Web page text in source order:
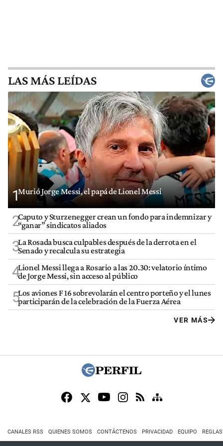
LAS MÁS LEÍDAS
1Murió Jorge Messi, el papá de Lionel Messi
2Caputo y Sturzenegger crean un fondo para indemnizar y
“ganar” sindicatos aliados
3La Rosada busca culpables después de la derrota en el
Senado y recalcula su estrategia
4Lionel Messi llega a Rosario a las 20.30: velatorio íntimo
de Jorge Messi, sin acceso al público
5Los aviones F 16 sobrevolarán el centro porteño y el lunes
participarán de la celebración de la Fuerza Aérea
VER MÁS
CANALES RSS QUIENES SOMOS CONTÁCTENOS PRIVACIDAD EQUIPO